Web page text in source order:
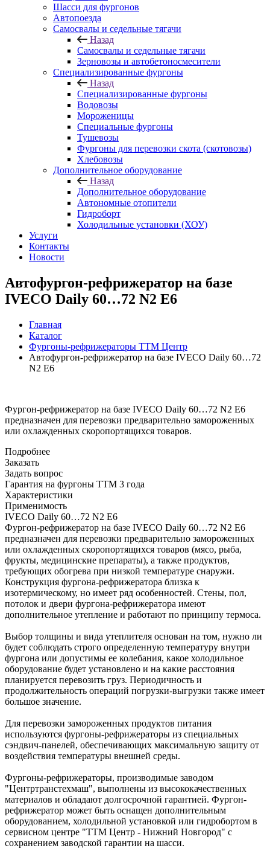
Шасси для фургонов
Автопоезда
Самосвалы и седельные тягачи
Назад
Самосвалы и седельные тягачи
Зерновозы и автобетоносмесители
Специализированные фургоны
Назад
Специализированные фургоны
Водовозы
Мороженицы
Специальные фургоны
Тушевозы
Фургоны для перевозки скота (скотовозы)
Хлебовозы
Дополнительное оборудование
Назад
Дополнительное оборудование
Автономные отопители
Гидроборт
Холодильные установки (ХОУ)
Услуги
Контакты
Новости
Автофургон-рефрижератор на базе
IVECO Daily 60…72 N2 Е6
Главная
Каталог
Фургоны-рефрижераторы ТТМ Центр
Автофургон-рефрижератор на базе IVECO Daily 60…72
N2 Е6
Фургон-рефрижератор на базе IVECO Daily 60…72 N2 Е6
предназначен для перевозки предварительно замороженных
или охлажденных скоропортящихся товаров.
Подробнее
Заказать
Задать вопрос
Гарантия на фургоны ТТМ 3 года
Характеристики
Применимость
IVECO Daily 60…72 N2 Е6
Фургон-рефрижератор на базе IVECO Daily 60…72 N2 Е6
предназначен для перевозки предварительно замороженных
или охлажденных скоропортящихся товаров (мясо, рыба,
фрукты, медицинские препараты), а также продуктов,
требующих обогрева при низкой температуре снаружи.
Конструкция фургона-рефрижератора близка к
изотермическому, но имеет ряд особенностей. Стены, пол,
потолок и двери фургона-рефрижератора имеют
дополнительное утепление и работают по принципу термоса.
Выбор толщины и вида утеплителя основан на том, нужно ли
будет соблюдать строго определенную температуру внутри
фургона или допустимы ее колебания, какое холодильное
оборудование будет установлено и на какие расстояния
планируется перевозить груз. Периодичность и
продолжительность операций погрузки-выгрузки также имеет
большое значение.
Для перевозки замороженных продуктов питания
используются фургоны-рефрижераторы из специальных
сэндвич-панелей, обеспечивающих максимальную защиту от
воздействия температуры внешней среды.
Фургоны-рефрижераторы, производимые заводом
"Центртранстехмаш", выполнены из высококачественных
материалов и обладают долгосрочной гарантией. Фургон-
рефрижератор может быть оснащен дополнительным
оборудованием, холодильной установкой или гидробортом в
сервисном центре "ТТМ Центр - Нижний Новгород" с
сохранением заводской гарантии на шасси.